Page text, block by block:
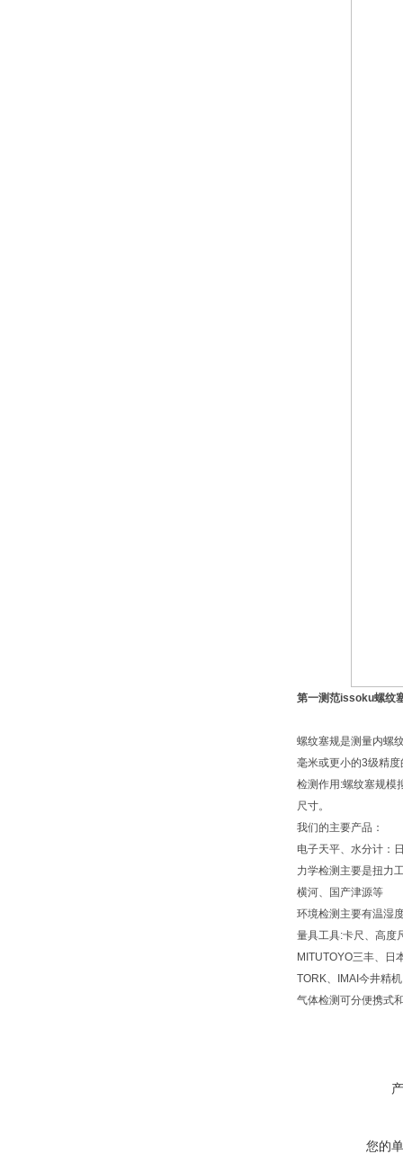
第一测范issoku螺纹
螺纹塞规是测量内螺
毫米或更小的3级精
检测作用:螺纹塞规模
尺寸。
我们的主要产品：
电子天平、水分计：
力学检测主要是扭力
横河、国产津源等
环境检测主要有温湿
量具工具:卡尺、高度
MITUTOYO三丰、日
TORK、IMAI今井精
气体检测可分便携式
您的